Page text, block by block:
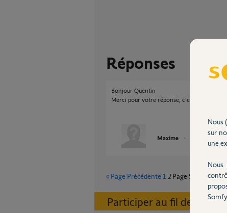
Réponses
Bonjour Quentin
Merci pour votre réponse, c’est bon à savoir
Maxime
« Page Précédente 1 2 Page Suivante »
Participer au fil de
Nous
sur
une
Nous